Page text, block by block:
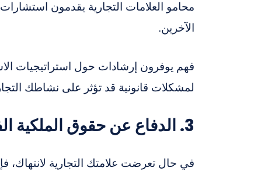
محامو العلامات التجارية يقدمون
الآخرين.
فهم يوفرون إرشادات حول استراتيجيات
لمشكلات قانونية قد تؤثر على نشاطك
3. الدفاع عن حقوق الملكية الفكرية
في حال تعرضت علامتك التجارية لانتهاك،